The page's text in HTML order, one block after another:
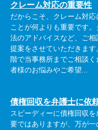
クレーム対応の重要性
だからこそ、クレーム対応
ことが何よりも重要です
法のアドバイスなど、ご
提案をさせていただきま
階で当事務所までご相談
者様のお悩みやご希望...
債権回収を弁護士に依
スピーディーに債権回収
要ではありますが、万が一